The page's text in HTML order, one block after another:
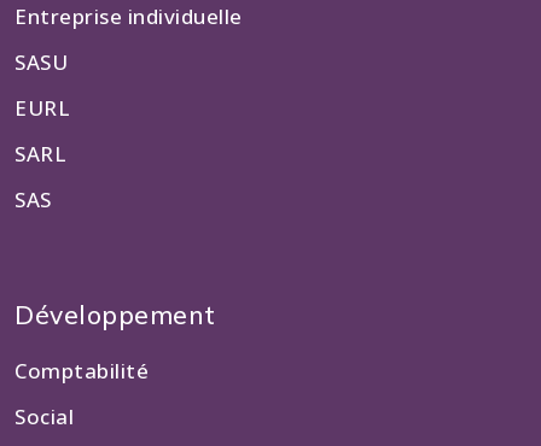
Entreprise individuelle
SASU
EURL
SARL
SAS
Développement
Comptabilité
Social